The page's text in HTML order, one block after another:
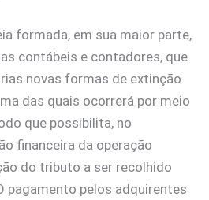
formada, em sua maior parte,
contábeis e contadores, que
novas formas de extinção
das quais ocorrerá por meio
que possibilita, no
financeira da operação
do tributo a ser recolhido
pagamento pelos adquirentes